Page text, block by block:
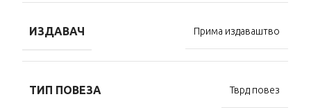
ИЗДАВАЧ Прима издаваштво
ТИП ПОВЕЗА Тврд повез